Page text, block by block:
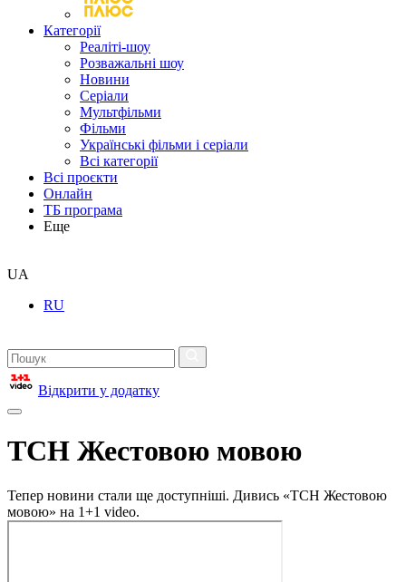
Категорії
Реаліті-шоу
Розважальні шоу
Новини
Серіали
Мультфільми
Фільми
Українські фільми і серіали
Всі категорії
Всі проєкти
Онлайн
ТБ програма
Еще
UA
RU
Відкрити у додатку
ТСН Жестовою мовою
Тепер новини стали ще доступніші. Дивись «ТСН Жестовою
мовою» на 1+1 video.